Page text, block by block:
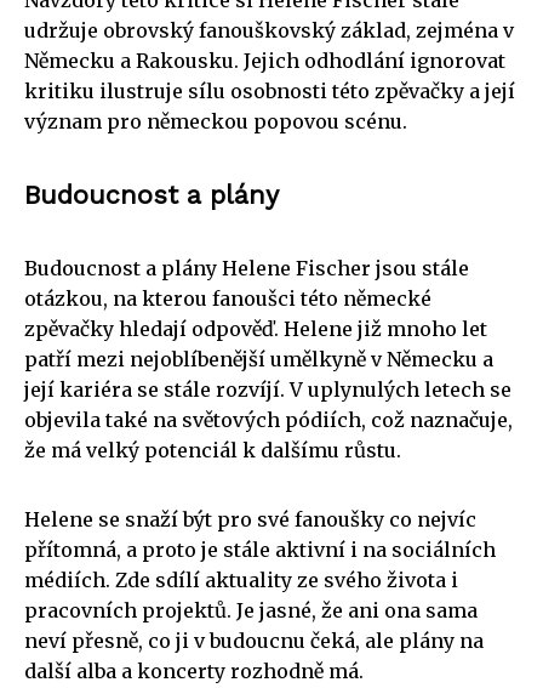
udržuje obrovský fanouškovský základ, zejména v
Německu a Rakousku. Jejich odhodlání ignorovat
kritiku ilustruje sílu osobnosti této zpěvačky a její
význam pro německou popovou scénu.
Budoucnost a plány
Budoucnost a plány Helene Fischer jsou stále
otázkou, na kterou fanoušci této německé
zpěvačky hledají odpověď. Helene již mnoho let
patří mezi nejoblíbenější umělkyně v Německu a
její kariéra se stále rozvíjí. V uplynulých letech se
objevila také na světových pódiích, což naznačuje,
že má velký potenciál k dalšímu růstu.
Helene se snaží být pro své fanoušky co nejvíc
přítomná, a proto je stále aktivní i na sociálních
médiích. Zde sdílí aktuality ze svého života i
pracovních projektů. Je jasné, že ani ona sama
neví přesně, co ji v budoucnu čeká, ale plány na
další alba a koncerty rozhodně má.